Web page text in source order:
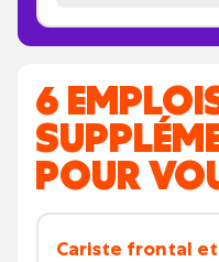
6
POUR
Cariste frontal